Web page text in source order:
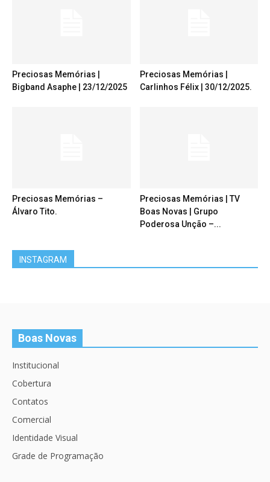
Preciosas Memórias |
Bigband Asaphe | 23/12/2025
Preciosas Memórias |
Carlinhos Félix | 30/12/2025.
Preciosas Memórias –
Álvaro Tito.
Preciosas Memórias | TV
Boas Novas | Grupo
Poderosa Unção –...
INSTAGRAM
Boas Novas
Institucional
Cobertura
Contatos
Comercial
Identidade Visual
Grade de Programação